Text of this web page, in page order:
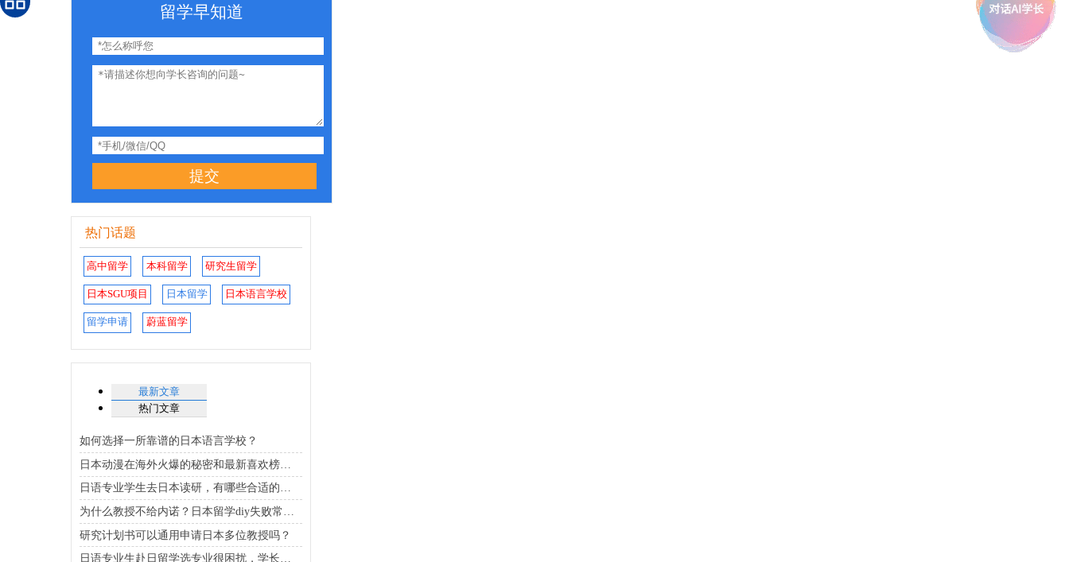
留学早知道
提交
热门话题
高中留学 本科留学 研究生留学
日本SGU项目 日本留学 日本语言学校
留学申请 蔚蓝留学
最新文章
热门文章
如何选择一所靠谱的日本语言学校？
日语专业学生去日本读研，有哪些合适的专业选择？
研究计划书可以通用申请日本多位教授吗？
日语专业生赴日留学选专业很困扰，学长帮你理清头绪